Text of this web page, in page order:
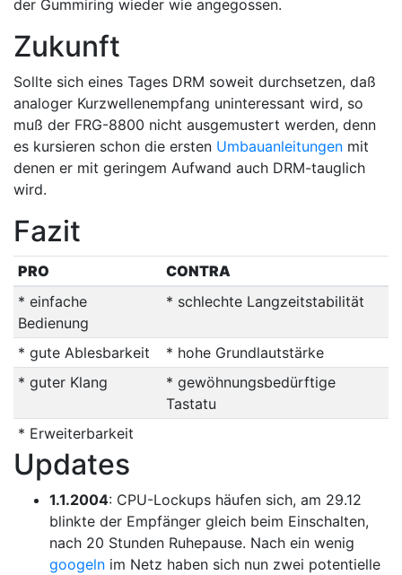
der Gummiring wieder wie angegossen.
Zukunft
Sollte sich eines Tages DRM soweit durchsetzen, daß
analoger Kurzwellenempfang uninteressant wird, so
muß der FRG-8800 nicht ausgemustert werden, denn
es kursieren schon die ersten Umbauanleitungen mit
denen er mit geringem Aufwand auch DRM-tauglich
wird.
Fazit
PRO
CONTRA
* einfache
Bedienung
* schlechte Langzeitstabilität
* gute Ablesbarkeit
* hohe Grundlautstärke
* guter Klang
* gewöhnungsbedürftige
Tastatu
* Erweiterbarkeit
Updates
1.1.2004: CPU-Lockups häufen sich, am 29.12
blinkte der Empfänger gleich beim Einschalten,
nach 20 Stunden Ruhepause. Nach ein wenig
googeln im Netz haben sich nun zwei potentielle